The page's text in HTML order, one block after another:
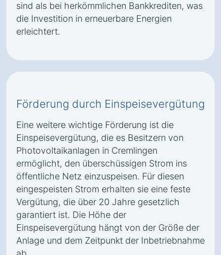
sind als bei herkömmlichen Bankkrediten, was
die Investition in erneuerbare Energien
erleichtert.
Förderung durch Einspeisevergütung
Eine weitere wichtige Förderung ist die
Einspeisevergütung, die es Besitzern von
Photovoltaikanlagen in Cremlingen
ermöglicht, den überschüssigen Strom ins
öffentliche Netz einzuspeisen. Für diesen
eingespeisten Strom erhalten sie eine feste
Vergütung, die über 20 Jahre gesetzlich
garantiert ist. Die Höhe der
Einspeisevergütung hängt von der Größe der
Anlage und dem Zeitpunkt der Inbetriebnahme